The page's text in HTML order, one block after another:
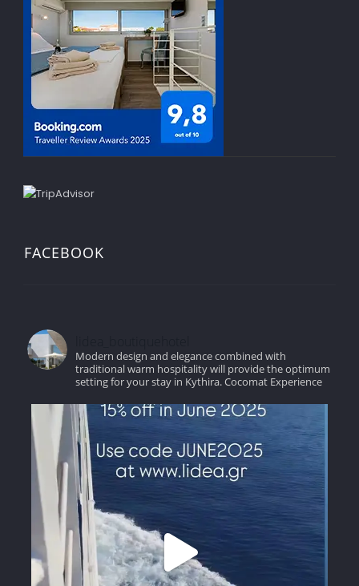
FACEBOOK
Modern design and elegance combined with
traditional warm hospitality will provide the optimum
setting for your stay in Kythira.Cocomat Experience